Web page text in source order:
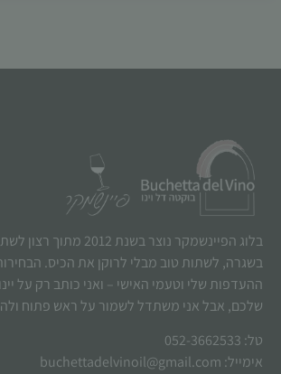
בלוג הפיינשמקר נוצר
בשגרה, לשתות טוב מבלי לרוקן את הכיס.
ההעדפות שלי וטעמי האישי – ואני כותב רק על
שלכם, אבל אני משתדל לשמור על ראש פתוח
טל: 052-3662533
אימייל: buchettadelvinoil@gmail.com